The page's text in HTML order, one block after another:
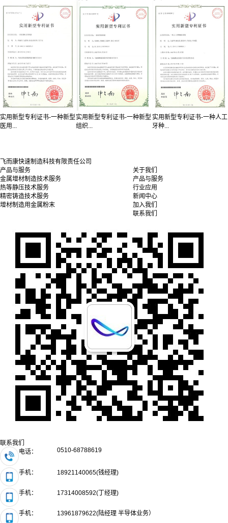
实用新型专利证书-一种新型
医用...
实用新型专利证书-一种新型
组织...
实用新型专利证书-一种人工
牙种...
飞而康快速制造科技有限责任公司
产品与服务
金属增材制造技术服务
热等静压技术服务
精密铸造技术服务
增材制造用金属粉末
关于我们
产品与服务
行业应用
新闻中心
加入我们
联系我们
联系我们
电话：
0510-68788619
手机： 18921140065(钱经理)
手机： 17314008592(丁经理)
手机： 13961879622(陆经理 半导体业务）